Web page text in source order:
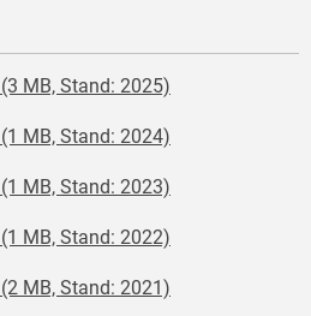
MB, Stand: 2025)
MB, Stand: 2024)
MB, Stand: 2023)
MB, Stand: 2022)
MB, Stand: 2021)